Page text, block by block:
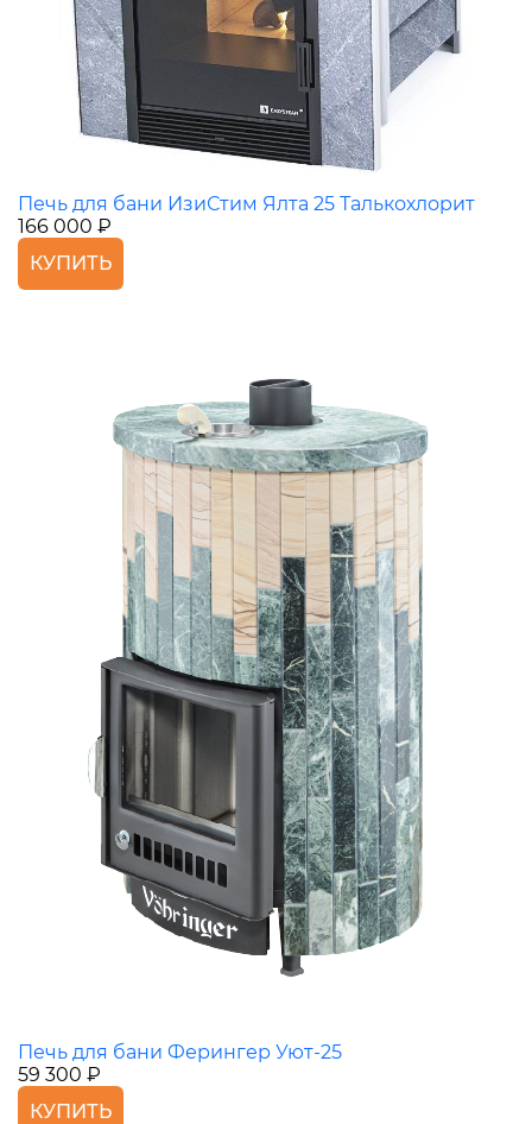
Печь для бани ИзиСтим Ялта 25 Талькохлорит
166 000 ₽
КУПИТЬ
Печь для бани Ферингер Уют-25
59 300 ₽
КУПИТЬ